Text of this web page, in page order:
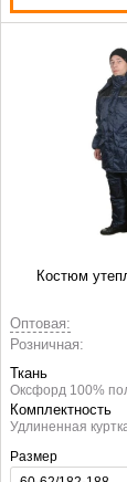
Костюм
Оптовая:
Розничная:
Ткань
Оксфорд 100%
Комплектность
Удлиненная
Размер